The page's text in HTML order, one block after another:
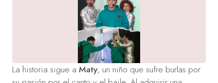
La historia sigue a Maty, un niño que sufre burlas por